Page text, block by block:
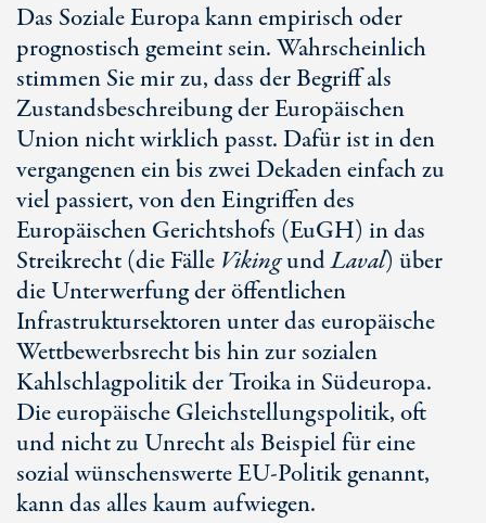
Das Soziale Europa kann empirisch oder
prognostisch gemeint sein. Wahrscheinlich
stimmen Sie mir zu, dass der Begriff als
Zustandsbeschreibung der Europäischen
Union nicht wirklich passt. Dafür ist in den
vergangenen ein bis zwei Dekaden einfach zu
viel passiert, von den Eingriffen des
Europäischen Gerichtshofs (EuGH) in das
Streikrecht (die Fälle VikingundLaval) über
die Unterwerfung der öffentlichen
Infrastruktursektoren unter das europäische
Wettbewerbsrecht bis hin zur sozialen
Kahlschlagpolitik der Troika in Südeuropa.
Die europäische Gleichstellungspolitik, oft
und nicht zu Unrecht als Beispiel für eine
sozial wünschenswerte EU-Politik genannt,
kann das alles kaum aufwiegen.